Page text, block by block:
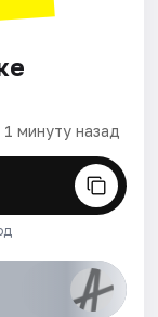
минуту назад